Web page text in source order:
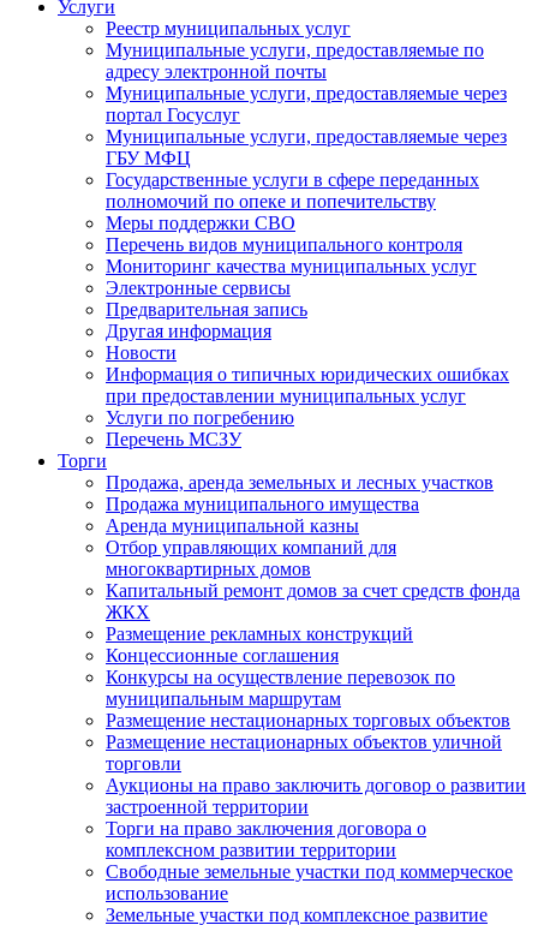
Услуги
Реестр муниципальных услуг
Муниципальные услуги, предоставляемые по
адресу электронной почты
Муниципальные услуги, предоставляемые через
портал Госуслуг
Муниципальные услуги, предоставляемые через
ГБУ МФЦ
Государственные услуги в сфере переданных
полномочий по опеке и попечительству
Меры поддержки СВО
Перечень видов муниципального контроля
Мониторинг качества муниципальных услуг
Электронные сервисы
Предварительная запись
Другая информация
Новости
Информация о типичных юридических ошибках
при предоставлении муниципальных услуг
Услуги по погребению
Перечень МСЗУ
Торги
Продажа, аренда земельных и лесных участков
Продажа муниципального имущества
Аренда муниципальной казны
Отбор управляющих компаний для
многоквартирных домов
Капитальный ремонт домов за счет средств фонда
ЖКХ
Размещение рекламных конструкций
Концессионные соглашения
Конкурсы на осуществление перевозок по
муниципальным маршрутам
Размещение нестационарных торговых объектов
Размещение нестационарных объектов уличной
торговли
Аукционы на право заключить договор о развитии
застроенной территории
Торги на право заключения договора о
комплексном развитии территории
Свободные земельные участки под коммерческое
использование
Земельные участки под комплексное развитие